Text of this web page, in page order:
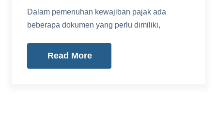
Dalam pemenuhan kewajiban pajak ada
beberapa dokumen yang perlu dimiliki,
Read More